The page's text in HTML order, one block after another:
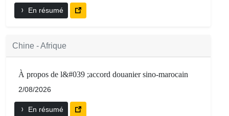
En résumé
Chine - Afrique
À propos de l&#039 ;accord douanier sino-marocain
2/08/2026
En résumé